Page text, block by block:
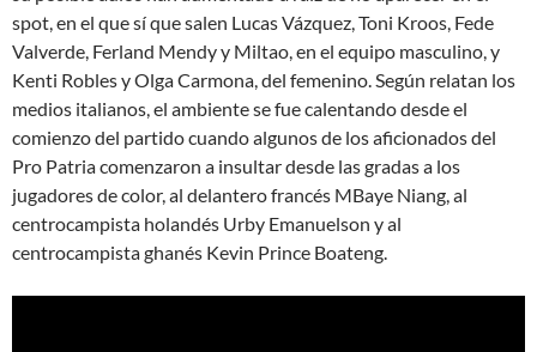
spot, en el que sí que salen Lucas Vázquez, Toni Kroos, Fede
Valverde, Ferland Mendy y Miltao, en el equipo masculino, y
Kenti Robles y Olga Carmona, del femenino. Según relatan los
medios italianos, el ambiente se fue calentando desde el
comienzo del partido cuando algunos de los aficionados del
Pro Patria comenzaron a insultar desde las gradas a los
jugadores de color, al delantero francés MBaye Niang, al
centrocampista holandés Urby Emanuelson y al
centrocampista ghanés Kevin Prince Boateng.